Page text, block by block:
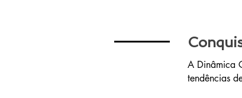
A Dinâmica
tendências